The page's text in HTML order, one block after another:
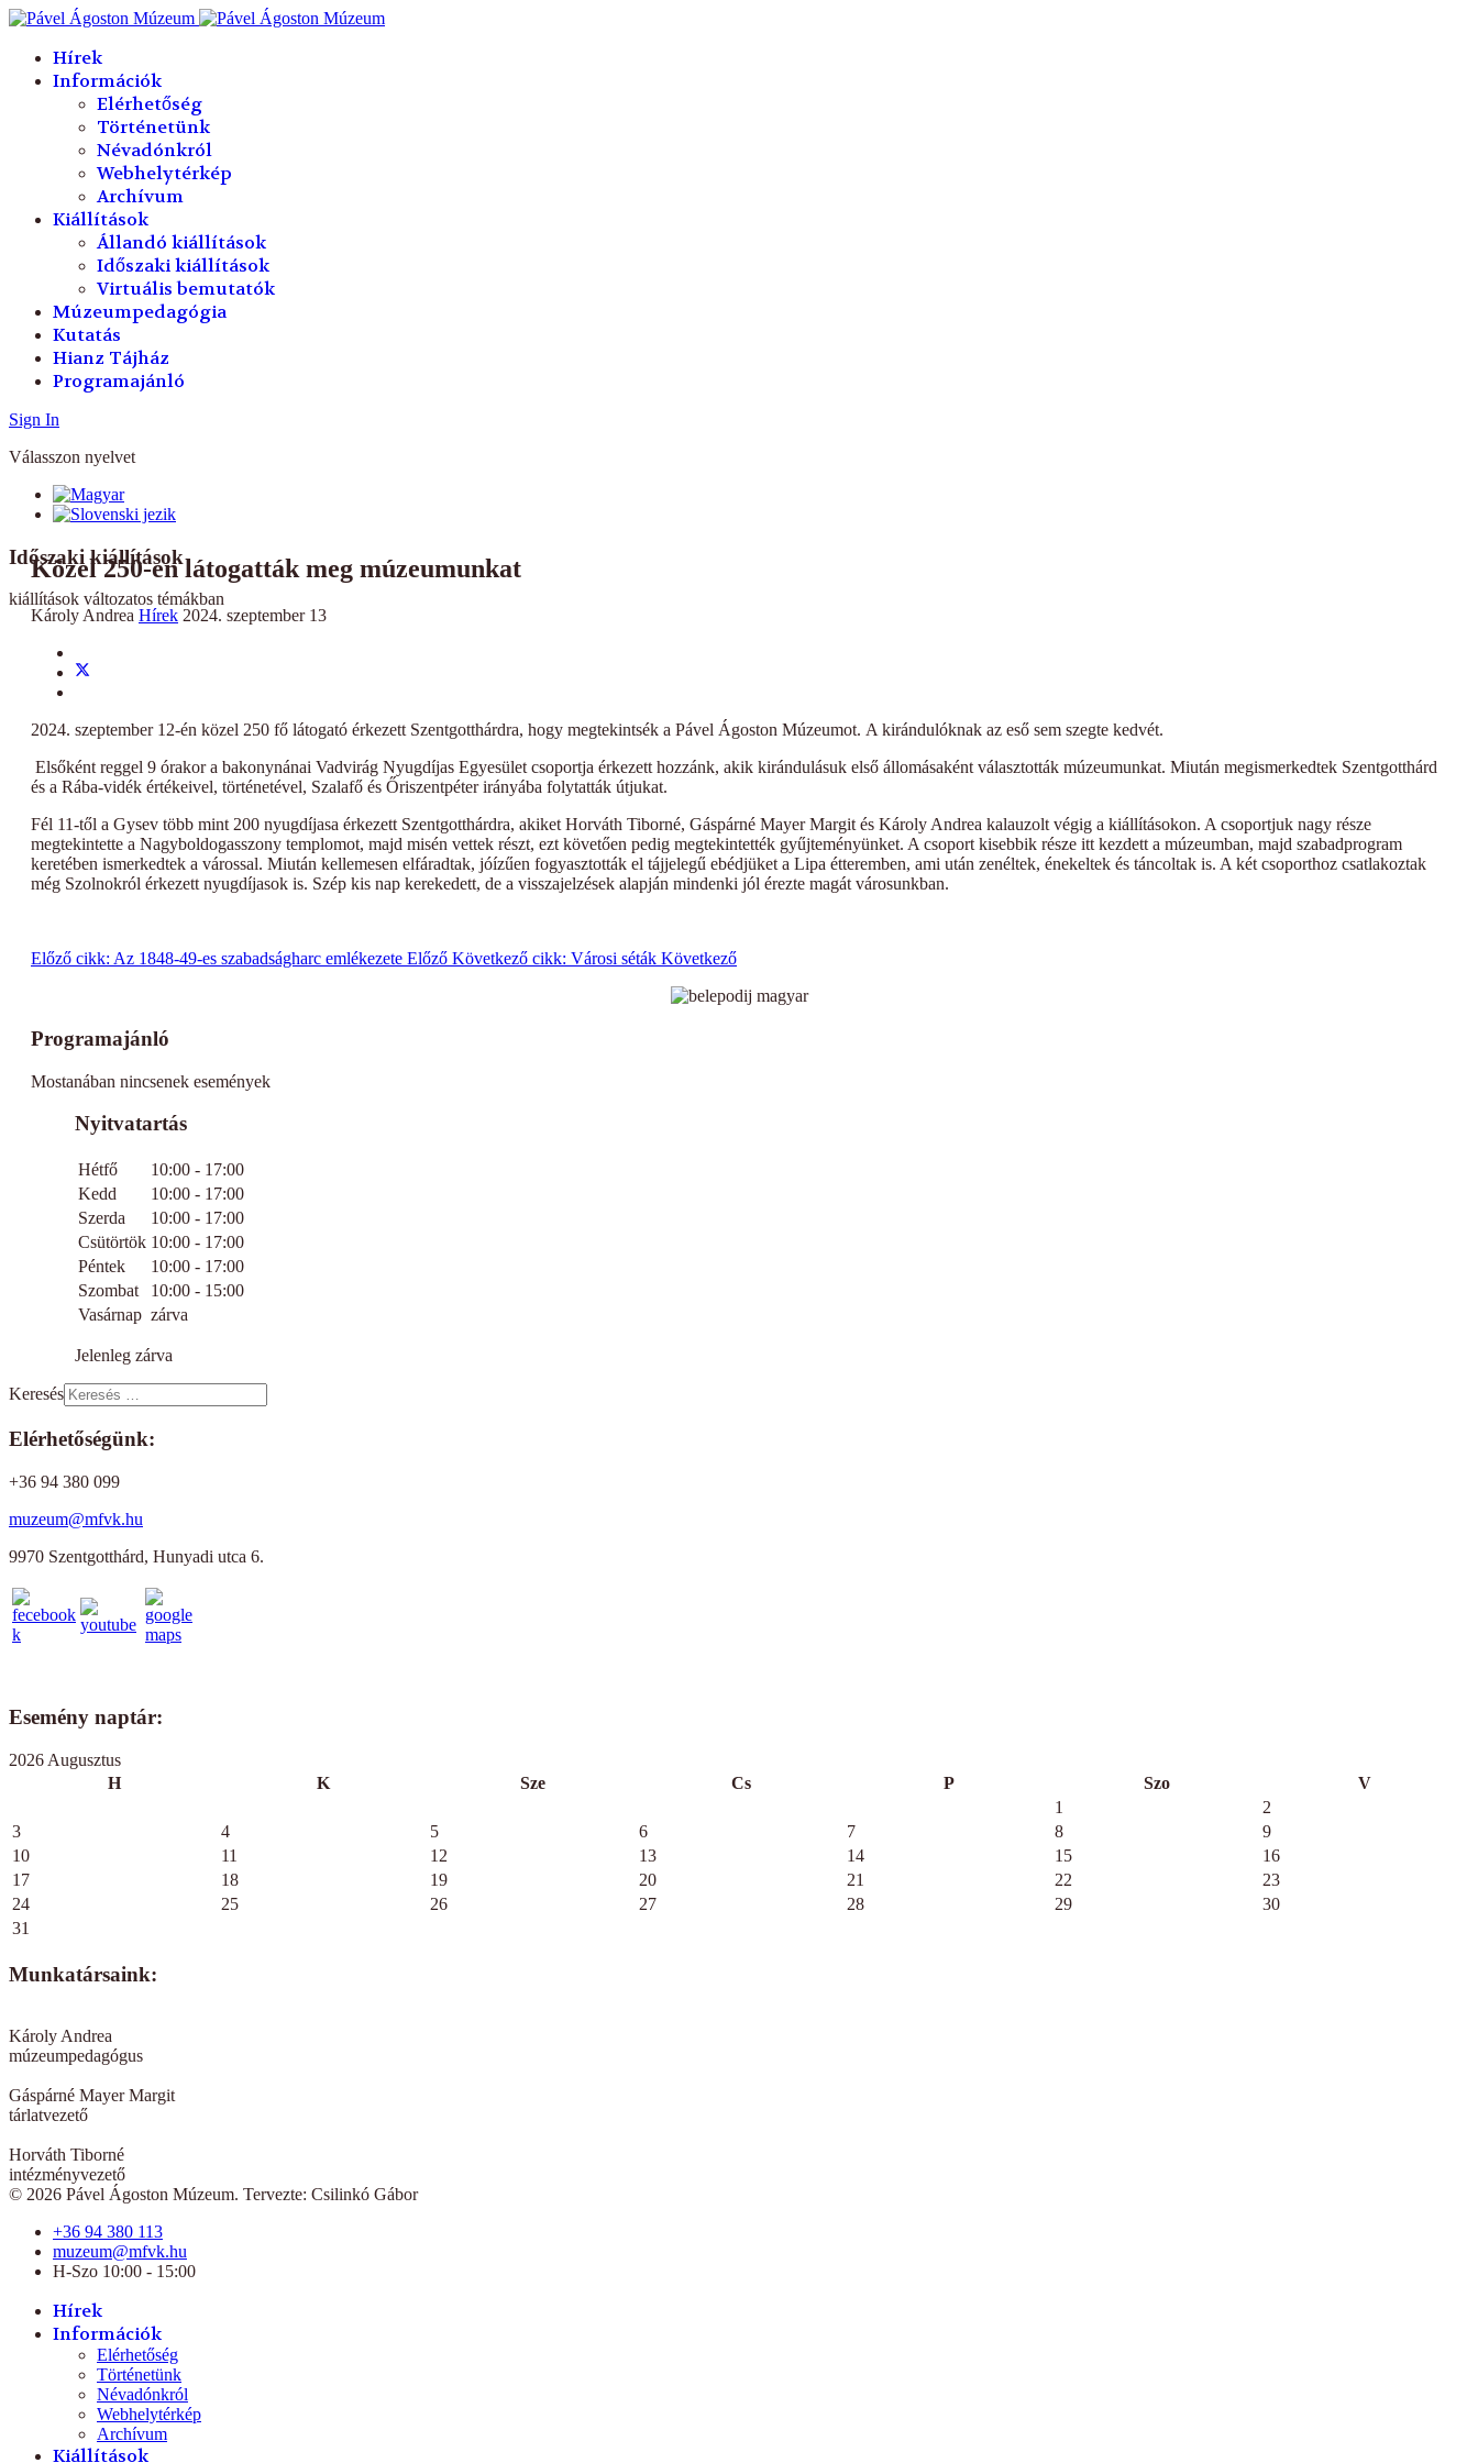
Hírek
Információk
Elérhetőség
Történetünk
Névadónkról
Webhelytérkép
Archívum
Kiállítások
Állandó kiállítások
Időszaki kiállítások
Virtuális bemutatók
Múzeumpedagógia
Kutatás
Hianz Tájház
Programajánló
Sign In
Válasszon nyelvet
Időszaki kiállítások
kiállítások változatos témákban
Közel 250-en látogatták meg múzeumunkat
Károly Andrea Hírek 2024. szeptember 13
2024. szeptember 12-én közel 250 fő látogató érkezett Szentgotthárdra, hogy megtekintsék a Pável Ágoston Múzeumot. A kirándulóknak az eső sem szegte kedvét.
Elsőként reggel 9 órakor a bakonynánai Vadvirág Nyugdíjas Egyesület csoportja érkezett hozzánk, akik kirándulásuk első állomásaként választották múzeumunkat. Miután megismerkedtek Szentgotthárd
és a Rába-vidék értékeivel, történetével, Szalafő és Őriszentpéter irányába folytatták útjukat.
Fél 11-től a Gysev több mint 200 nyugdíjasa érkezett Szentgotthárdra, akiket Horváth Tiborné, Gáspárné Mayer Margit és Károly Andrea kalauzolt végig a kiállításokon. A csoportjuk nagy része
megtekintette a Nagyboldogasszony templomot, majd misén vettek részt, ezt követően pedig megtekintették gyűjteményünket. A csoport kisebbik része itt kezdett a múzeumban, majd szabadprogram
keretében ismerkedtek a várossal. Miután kellemesen elfáradtak, jóízűen fogyasztották el tájjelegű ebédjüket a Lipa étteremben, ami után zenéltek, énekeltek és táncoltak is. A két csoporthoz csatlakoztak
még Szolnokról érkezett nyugdíjasok is. Szép kis nap kerekedett, de a visszajelzések alapján mindenki jól érezte magát városunkban.
Előző cikk: Az 1848-49-es szabadságharc emlékezete Előző Következő cikk: Városi séták Következő
Programajánló
Mostanában nincsenek események
Nyitvatartás
Hétfő
10:00 - 17:00
Kedd
10:00 - 17:00
Szerda
10:00 - 17:00
Csütörtök 10:00 - 17:00
Péntek
10:00 - 17:00
Szombat
10:00 - 15:00
Vasárnap zárva
Jelenleg zárva
Keresés
Elérhetőségünk:
+36 94 380 099
muzeum@mfvk.hu
9970 Szentgotthárd, Hunyadi utca 6.
Esemény naptár:
év
hónap
év
hónap
2026 Augusztus
H
K Sze Cs P Szo
V
1
2
3
4 5 6 7 8
9
10
11 12 13 14 15
16
17
18 19 20 21 22
23
24
25 26 27 28 29
30
31
Munkatársaink:
Károly Andrea
múzeumpedagógus
Gáspárné Mayer Margit
tárlatvezető
Horváth Tiborné
intézményvezető
© 2026 Pável Ágoston Múzeum. Tervezte: Csilinkó Gábor
+36 94 380 113
muzeum@mfvk.hu
H-Szo 10:00 - 15:00
Hírek
Információk
Elérhetőség
Történetünk
Névadónkról
Webhelytérkép
Archívum
Kiállítások